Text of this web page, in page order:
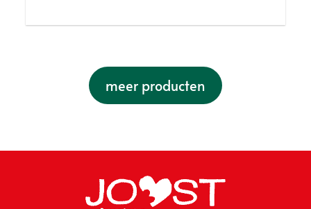
meer producten